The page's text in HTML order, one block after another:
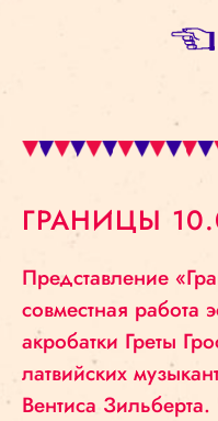
ГРАНИЦЫ
Представление
совместная работа
акробатки Греты
латвийских
Вентиса